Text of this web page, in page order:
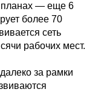
планах — еще 6
более 70
сеть
рабочих мест.
за рамки